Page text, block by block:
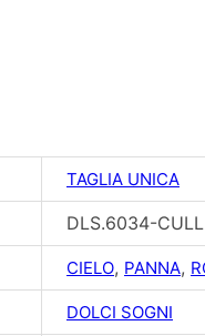
TAGLIA UNICA
DLS.6034-
CIELO, PANNA,
DOLCI SOGNI